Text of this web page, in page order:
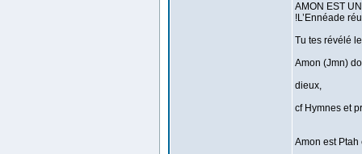
AMON EST
!L’Ennéade
Tu tes révélé
Amon (Jmn)
dieux,
cf Hymnes et
Amon est Ptah